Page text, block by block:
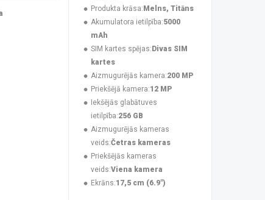
Produkta krāsa: Melns, Titāns
Akumulatora ietilpība:5000
mAh
SIM kartes spējas: Divas SIM
kartes
Aizmugurējās kamera:200 MP
Priekšējā kamera:12 MP
Iekšējās glabātuves
ietilpība:256 GB
Aizmugurējās kameras
veids:Četras kameras
Priekšējās kameras
veids:Viena kamera
Ekrāns:17,5 cm (6.9")